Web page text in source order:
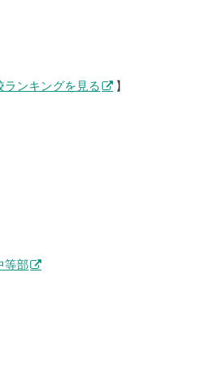
ンキングを見る 】
等部